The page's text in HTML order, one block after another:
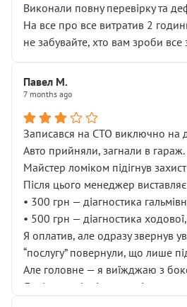
Виконали повну перевірку та
На все про все витратив 2
не забувайте, хто вам зроби
Павел М.
7 months ago
Записався на СТО виключно на
Авто прийняли, загнали в гараж.
Майстер ломіком підігнув
Після цього менеджер
• 300 грн — діагностика
• 500 грн — діагностика
Я оплатив, але одразу звернув
“послугу” повернули, що лише
Але головне — я виїжджаю з
Далі ситуація тільки погіршилась: